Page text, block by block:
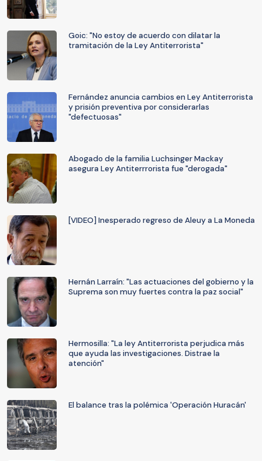
Goic: "No estoy de acuerdo con dilatar la
tramitación de la Ley Antiterrorista"
Fernández anuncia cambios en Ley Antiterrorista
y prisión preventiva por considerarlas
"defectuosas"
Abogado de la familia Luchsinger Mackay
asegura Ley Antiterrrorista fue "derogada"
[VIDEO] Inesperado regreso de Aleuy a La Moneda
Hernán Larraín: "Las actuaciones del gobierno y la
Suprema son muy fuertes contra la paz social"
Hermosilla: "La ley Antiterrorista perjudica más
que ayuda las investigaciones. Distrae la
atención"
El balance tras la polémica 'Operación Huracán'